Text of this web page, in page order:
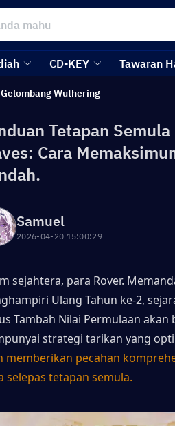
CD-KEY Tawaran
Gelombang Wuthering
Tetapan
Cara
Samuel
2026-04-20 15:00:29
sejahtera, para Rover.
Ulang Tahun ke-2,
Tambah Nilai Permulaan
strategi tarikan yang
memberikan pecahan
selepas tetapan semula.